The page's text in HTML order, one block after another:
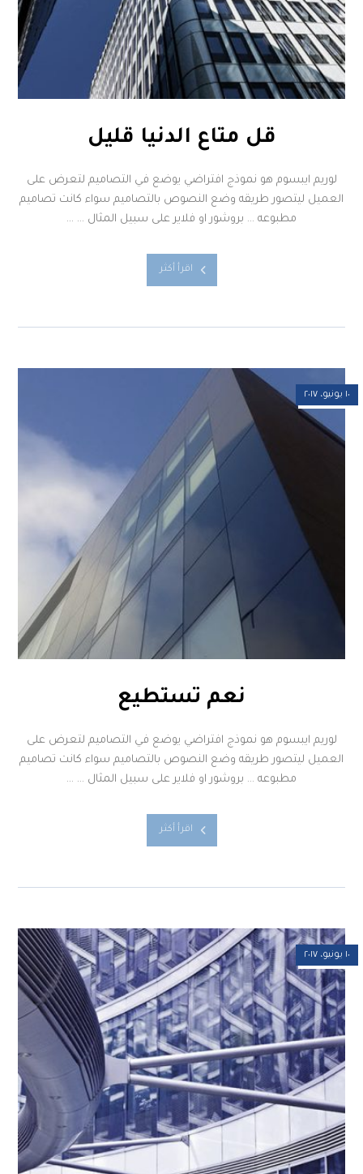
قل متاع الدنيا قليل
لوريم ايبسوم هو نموذج افتراضي يوضع في التصاميم لتعرض على
العميل ليتصور طريقه وضع النصوص بالتصاميم سواء كانت تصاميم
مطبوعه … بروشور او فلاير على سبيل المثال … ...
اقرأ أكثر
نعم تستطيع
١٠ يونيو، ٢٠١٧
لوريم ايبسوم هو نموذج افتراضي يوضع في التصاميم لتعرض على
العميل ليتصور طريقه وضع النصوص بالتصاميم سواء كانت تصاميم
مطبوعه … بروشور او فلاير على سبيل المثال … ...
اقرأ أكثر
١٠ يونيو، ٢٠١٧